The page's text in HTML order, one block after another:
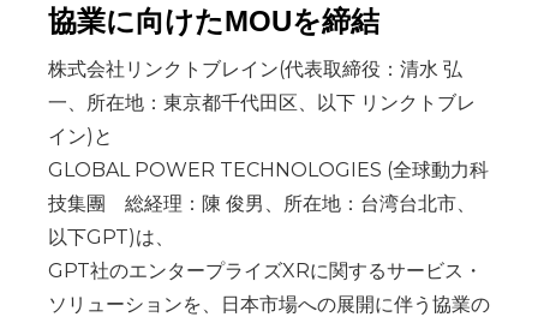
協業に向けたMOUを締結
株式会社リンクトブレイン(代表取締役：清水 弘
一、所在地：東京都千代田区、以下 リンクトブレ
イン)と
GLOBAL POWER TECHNOLOGIES (全球動力科
技集團 総経理：陳 俊男、所在地：台湾台北市、
以下GPT)は、
GPT社のエンタープライズXRに関するサービス・
ソリューションを、日本市場への展開に伴う協業の